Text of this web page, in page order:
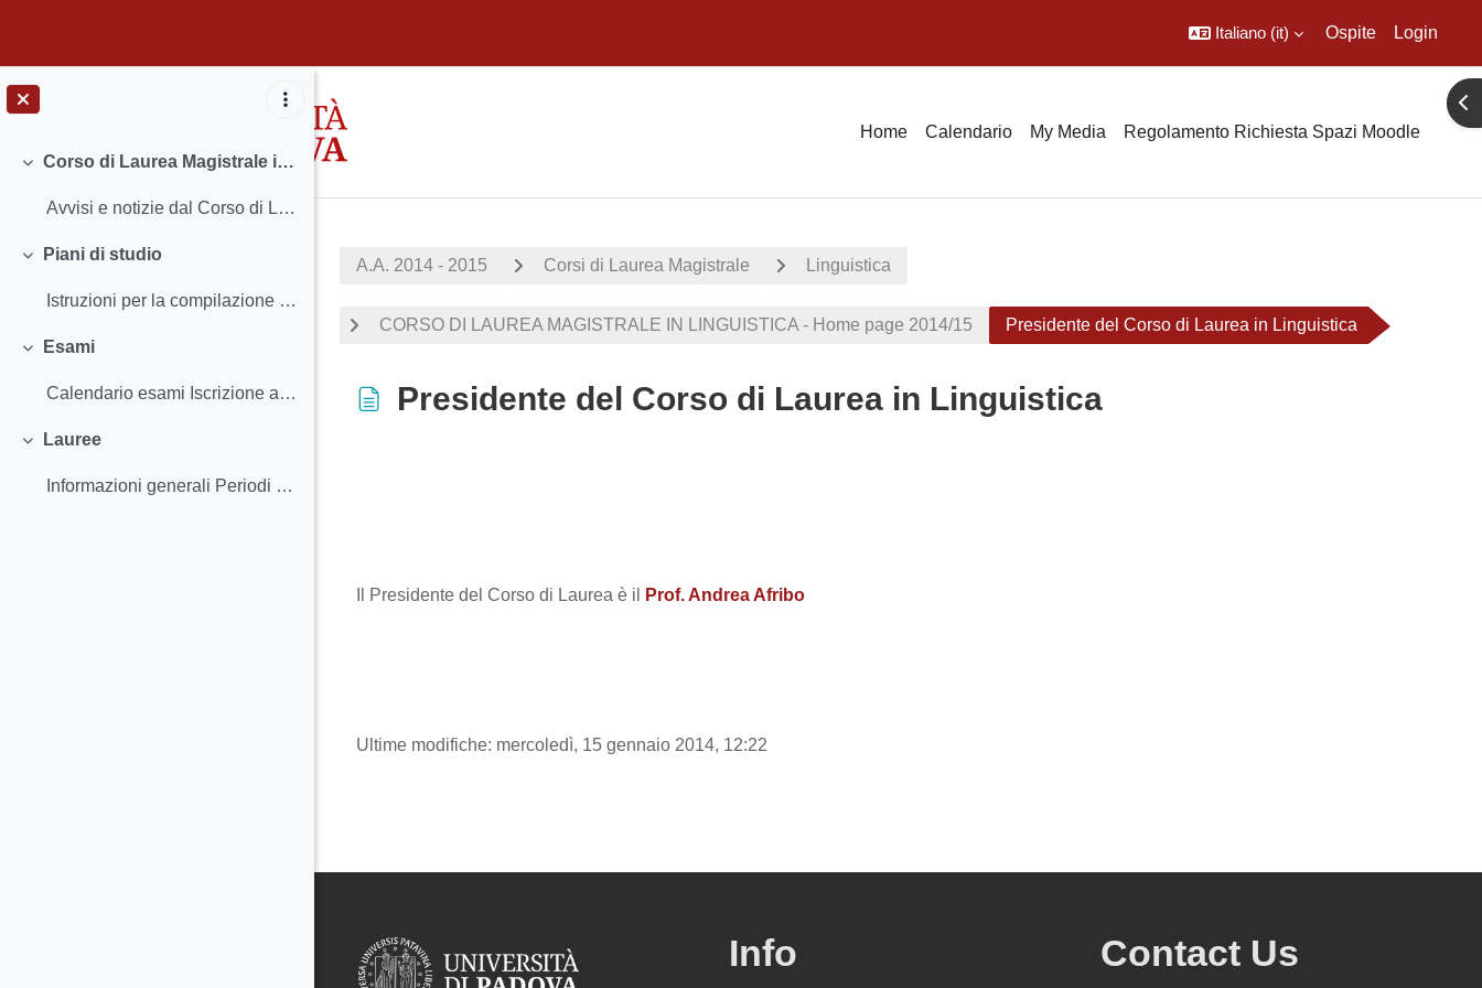
Italiano ‎(it)‎ Ospite Login
Home Calendario My Media Regolamento Richiesta Spazi Moodle
Minimizza
Corso di Laurea Magistrale in Linguistica
Avvisi e notizie dal Corso di Laurea Insegnamenti...
Minimizza
Piani di studio
Istruzioni per la compilazione e scadenze
Minimizza
Esami
Calendario esami Iscrizione agli esami e Regist...
Minimizza
Lauree
Informazioni generali Periodi e scadenze - Cale...
A.A. 2014 - 2015 Corsi di Laurea Magistrale Linguistica
CORSO DI LAUREA MAGISTRALE IN LINGUISTICA - Home page 2014/15 Presidente del Corso di Laurea in Linguistica
Presidente del Corso di Laurea in Linguistica
Il Presidente del Corso di Laurea è il Prof. Andrea Afribo
Ultime modifiche: mercoledì, 15 gennaio 2014, 12:22
Info Contact Us